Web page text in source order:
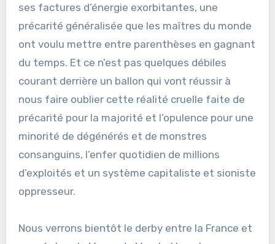
ses factures d’énergie exorbitantes, une
précarité généralisée que les maîtres du monde
ont voulu mettre entre parenthèses en gagnant
du temps. Et ce n’est pas quelques débiles
courant derrière un ballon qui vont réussir à
nous faire oublier cette réalité cruelle faite de
précarité pour la majorité et l’opulence pour une
minorité de dégénérés et de monstres
consanguins, l’enfer quotidien de millions
d’exploités et un système capitaliste et sioniste
oppresseur.
Nous verrons bientôt le derby entre la France et